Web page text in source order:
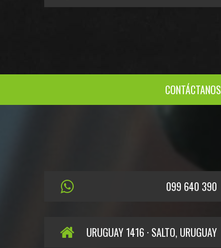
CONTÁCTANOS
099 640 390
URUGUAY 1416 · SALTO, URUGUAY